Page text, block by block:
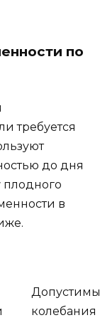
по
требуется
до дня
в
колебания